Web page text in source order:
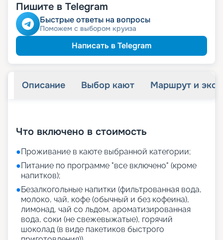
Пишите в Telegram
Быстрые ответы на вопросы
Поможем с выбором круиза
Написать в Telegram
Описание Выбор кают Маршрут и
Что включено в стоимость
●Проживание в каюте выбранной категории;
●Питание по программе "все включено" (кроме
напитков);
●Безалкогольные напитки (фильтрованная вода,
молоко, чай, кофе (обычный и без кофеина),
лимонад, чай со льдом, ароматизированная
вода, соки (не свежевыжатые), горячий
шоколад (в виде пакетиков быстрого